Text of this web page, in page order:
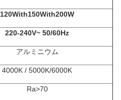
120With150With200W
220-240V~ 50/60Hz
アルミニウム
4000K / 5000K/6000K
Ra>70